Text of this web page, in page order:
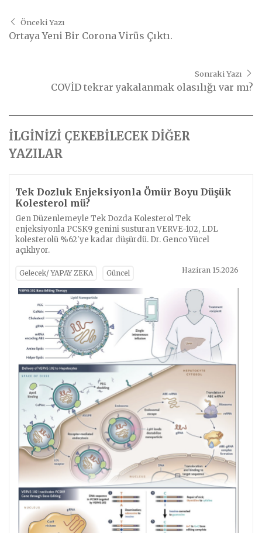
Önceki Yazı
Ortaya Yeni Bir Corona Virüs Çıktı.
Sonraki Yazı
COVİD tekrar yakalanmak olasılığı var mı?
İLGİNİZİ ÇEKEBİLECEK DİĞER
YAZILAR
Tek Dozluk Enjeksiyonla Ömür Boyu Düşük
Kolesterol mü?
Gen Düzenlemeyle Tek Dozda Kolesterol Tek
enjeksiyonla PCSK9 genini susturan VERVE-102, LDL
kolesterolü %62'ye kadar düşürdü. Dr. Genco Yücel
açıklıyor.
Gelecek/ YAPAY ZEKA Güncel Haziran 15.2026